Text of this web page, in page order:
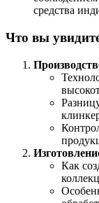
средства
Что вы
Как